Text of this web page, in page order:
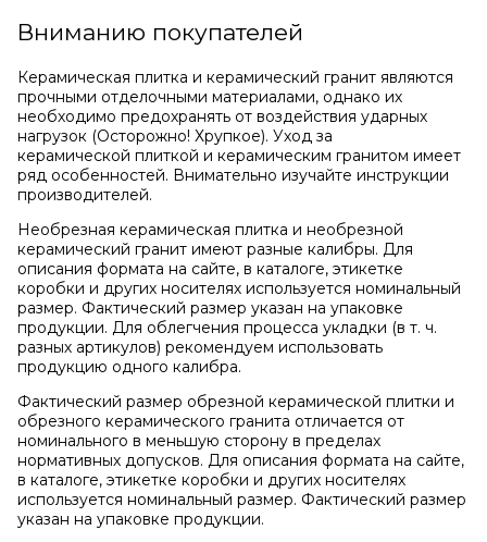
Вниманию покупателей
Керамическая плитка и керамический гранит являются
прочными отделочными материалами, однако их
необходимо предохранять от воздействия ударных
нагрузок (Осторожно! Хрупкое). Уход за
керамической плиткой и керамическим гранитом имеет
ряд особенностей. Внимательно изучайте инструкции
производителей.
Необрезная керамическая плитка и необрезной
керамический гранит имеют разные калибры. Для
описания формата на сайте, в каталоге, этикетке
коробки и других носителях используется номинальный
размер. Фактический размер указан на упаковке
продукции. Для облегчения процесса укладки (в т. ч.
разных артикулов) рекомендуем использовать
продукцию одного калибра.
Фактический размер обрезной керамической плитки и
обрезного керамического гранита отличается от
номинального в меньшую сторону в пределах
нормативных допусков. Для описания формата на сайте,
в каталоге, этикетке коробки и других носителях
используется номинальный размер. Фактический размер
указан на упаковке продукции.